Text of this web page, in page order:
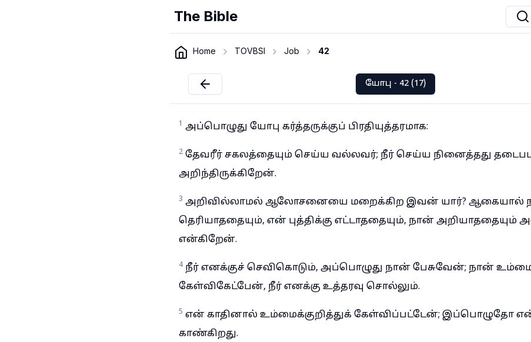
The Bible
Home TOVBSI Job 42
யோபு - 42 (17)
1 அப்பொழுது யோபு கர்த்தருக்குப் பிரதியுத்தரமாக:
2 தேவரீர் சகலத்தையும் செய்ய வல்லவர்; நீர் செய்ய நினைத்தது
அறிந்திருக்கிறேன்.
3 அறிவில்லாமல் ஆலோசனையை மறைக்கிற இவன் யார்? ஆகையால்
தெரியாததையும், என் புத்திக்கு எட்டாததையும், நான்
என்கிறேன்.
4 நீர் எனக்குச் செவிகொடும், அப்பொழுது நான் பேசுவேன்; நான்
கேள்விகேட்பேன், நீர் எனக்கு உத்தரவு சொல்லும்.
5 என் காதினால் உம்மைக்குறித்துக் கேள்விப்பட்டேன்; இப்பொழுதோ
காண்கிறது.